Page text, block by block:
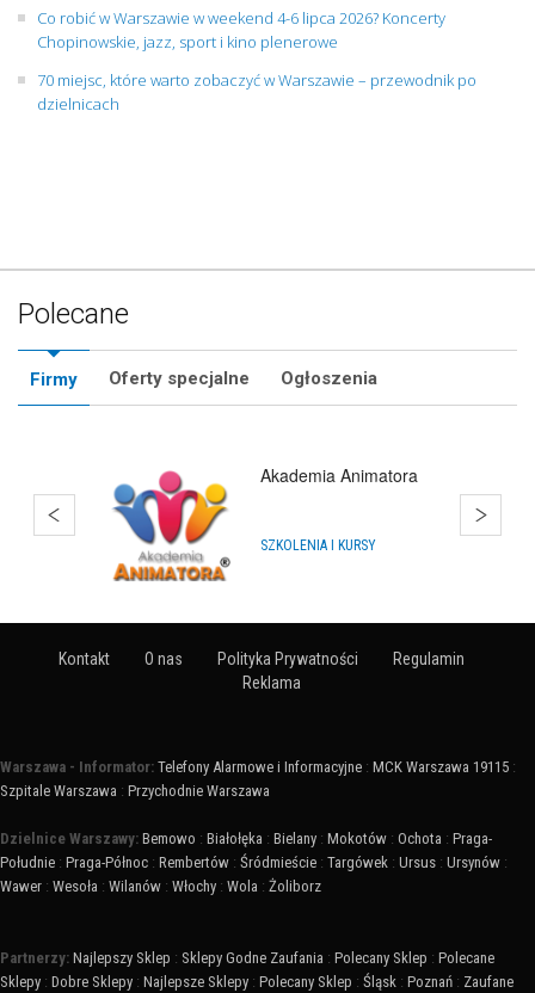
Co robić w Warszawie w weekend 4-6 lipca 2026? Koncerty
Chopinowskie, jazz, sport i kino plenerowe
70 miejsc, które warto zobaczyć w Warszawie – przewodnik po
dzielnicach
Polecane
Firmy Oferty specjalne Ogłoszenia
Akademia Animatora
SZKOLENIA I KURSY
Kontakt O nas Polityka Prywatności
Regulamin
Reklama
Warszawa - Informator: Telefony Alarmowe i Informacyjne : MCK Warszawa 19115 :
Szpitale Warszawa : Przychodnie Warszawa
Dzielnice Warszawy: Bemowo : Białołęka : Bielany : Mokotów : Ochota : Praga-
Południe : Praga-Północ : Rembertów : Śródmieście : Targówek : Ursus : Ursynów :
Wawer : Wesoła : Wilanów : Włochy : Wola : Żoliborz
Partnerzy: Najlepszy Sklep : Sklepy Godne Zaufania : Polecany Sklep : Polecane
Sklepy : Dobre Sklepy : Najlepsze Sklepy : Polecany Sklep : Śląsk : Poznań : Zaufane